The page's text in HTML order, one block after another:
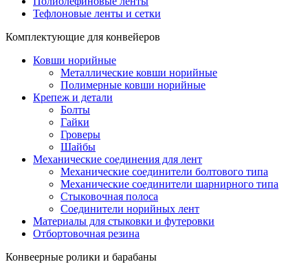
Тефлоновые ленты и сетки
Комплектующие для конвейеров
Ковши норийные
Металлические ковши норийные
Полимерные ковши норийные
Крепеж и детали
Болты
Гайки
Гроверы
Шайбы
Механические соединения для лент
Механические соединители болтового типа
Механические соединители шарнирного типа
Стыковочная полоса
Соединители норийных лент
Материалы для стыковки и футеровки
Отбортовочная резина
Конвеерные ролики и барабаны